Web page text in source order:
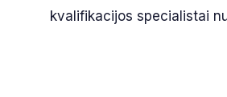
kvalifikacijos specialistai